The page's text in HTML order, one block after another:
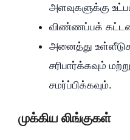
அளவுகளுக்கு
விண்ணப்பக்
அனைத்து
சரிபார்க்கவும்
சமர்ப்பிக்கவும்.
முக்கிய லிங்குகள்